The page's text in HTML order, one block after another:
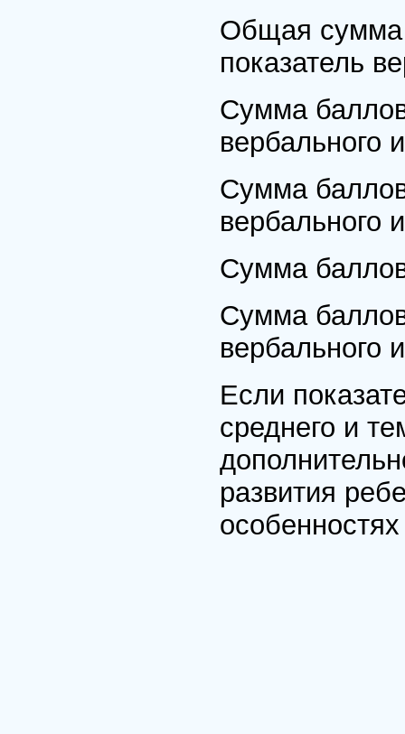
Общая сумма
показатель
Сумма
вербального
Сумма
вербального
Сумма
Сумма
вербального
Если
среднего и
развития